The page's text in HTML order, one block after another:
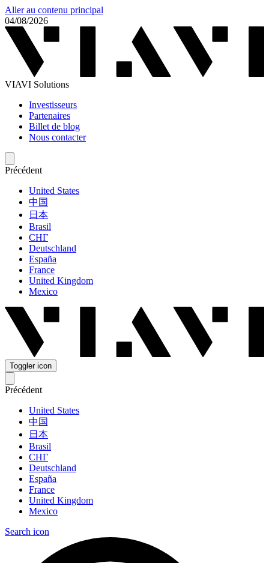
Aller au contenu principal
04/08/2026
VIAVI Solutions
Investisseurs
Partenaires
Billet de blog
Nous contacter
Précédent
United States
中国
日本
Brasil
СНГ
Deutschland
España
France
United Kingdom
Mexico
Toggler icon
Précédent
United States
中国
日本
Brasil
СНГ
Deutschland
España
France
United Kingdom
Mexico
Search icon